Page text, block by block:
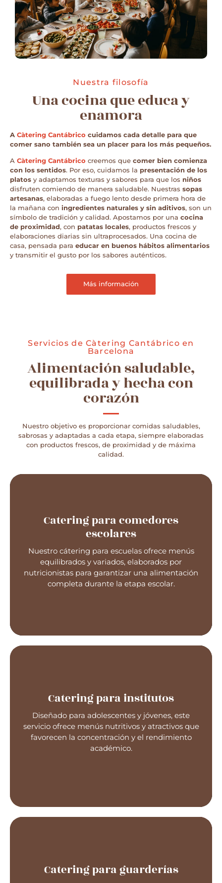
Nuestra filosofía
Una cocina que educa y
enamora
A Càtering Cantábrico cuidamos cada detalle para que
comer sano también sea un placer para los más pequeños.
A Càtering Cantábrico creemos que comer bien comienza
con los sentidos. Por eso, cuidamos la presentación de los
platos y adaptamos texturas y sabores para que los niños
disfruten comiendo de manera saludable. Nuestras sopas
artesanas, elaboradas a fuego lento desde primera hora de
la mañana con ingredientes naturales y sin aditivos, son un
símbolo de tradición y calidad. Apostamos por una cocina
de proximidad, con patatas locales, productos frescos y
elaboraciones diarias sin ultraprocesados. Una cocina de
casa, pensada para educar en buenos hábitos alimentarios
y transmitir el gusto por los sabores auténticos.
Más información
Servicios de Càtering Cantábrico en
Barcelona
Alimentación saludable,
equilibrada y hecha con
corazón
Nuestro objetivo es proporcionar comidas saludables,
sabrosas y adaptadas a cada etapa, siempre elaboradas
con productos frescos, de proximidad y de máxima
calidad.
Catering para comedores
escolares
Nuestro cátering para escuelas ofrece menús
equilibrados y variados, elaborados por
nutricionistas para garantizar una alimentación
completa durante la etapa escolar.
Catering para comedores
escolares
Catering para institutos
Diseñado para adolescentes y jóvenes, este
servicio ofrece menús nutritivos y atractivos que
favorecen la concentración y el rendimiento
académico.
Catering para institutos
Catering para guarderías